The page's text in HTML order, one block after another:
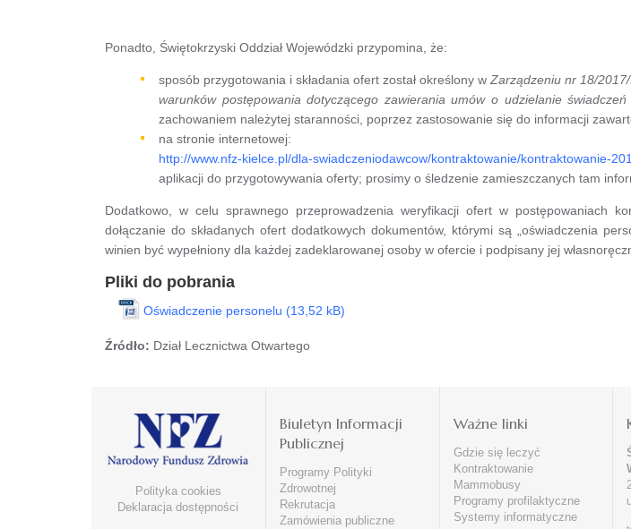
Ponadto, Świętokrzyski Oddział Wojewódzki przypomina, że:
sposób przygotowania i składania ofert został określony wZarządzeniu nr 18/
warunków postępowania dotyczącego zawierania umów o udzielanie
zachowaniem należytej staranności, poprzez zastosowanie się do informacji
na stronie internetowej:
http://www.nfz-kielce.pl/dla-swiadczeniodawcow/kontraktowanie/kontraktowanie-
aplikacji do przygotowywania oferty; prosimy o śledzenie zamieszczanych tam
Dodatkowo, w celu sprawnego przeprowadzenia weryfikacji ofert w postępowaniach
dołączanie do składanych ofert dodatkowych dokumentów, którymi są „oświadczenia
winien być wypełniony dla każdej zadeklarowanej osoby w ofercie i podpisany jej
Pliki do pobrania
Oświadczenie personelu
Źródło: Dział Lecznictwa Otwartego
Polityka cookies
Deklaracja dostępności
Biuletyn Informacji
Publicznej
Programy Polityki
Zdrowotnej
Rekrutacja
Zamówienia publiczne
Ważne linki
Gdzie się leczyć
Kontraktowanie
Mammobusy
Programy profilaktyczne
Systemy informatyczne